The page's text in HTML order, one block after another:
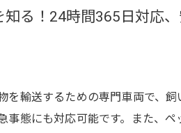
知る！24時間365日対応
を輸送するための専門車両で、
事態にも対応可能です。また、